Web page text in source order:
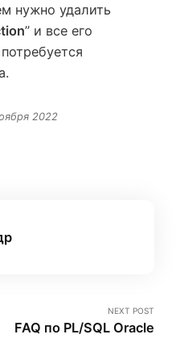
нужно удалить
” и все его
2022
NEXT POST
FAQ по PL/SQL Oracle